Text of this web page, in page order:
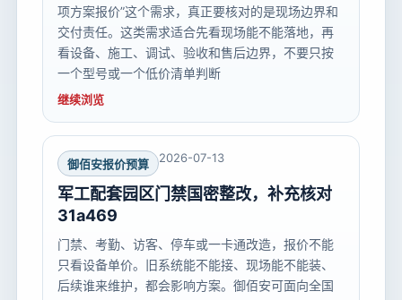
项方案报价”这个需求，真正要核对的是现场边界和
交付责任。这类需求适合先看现场能不能落地，再
看设备、施工、调试、验收和售后边界，不要只按
一个型号或一个低价清单判断
继续浏览
御佰安报价预算 2026-07-13
军工配套园区门禁国密整改，补充核对
31a469
门禁、考勤、访客、停车或一卡通改造，报价不能
只看设备单价。旧系统能不能接、现场能不能装、
后续谁来维护，都会影响方案。御佰安可面向全国